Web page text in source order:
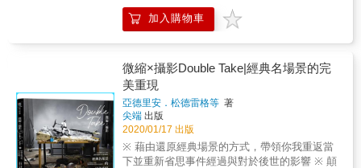
隨手可得，從平凡中創造些許的不平凡。《The
Beauty of Formosa臺灣之美》這樣的一本書在
建築（Architecture）&hellip;等， 都是那麼令
人感動萬分， 美景盡收眼底，讓人回味無窮。
特別感謝學佩、于湞兩位同學協助本書的設
計， 風格簡潔時尚，希望大家都能喜歡欣賞收
藏。
加入購物車
微縮×攝影Double Take|經典名場景的完
美重現
亞德里安．松德雷格等 著
尖端 出版
2020/01/17 出版
※ 藉由還原經典場景的方式，帶領你我重返當
下並重新省思事件經過與對於後世的影響 ※ 顛